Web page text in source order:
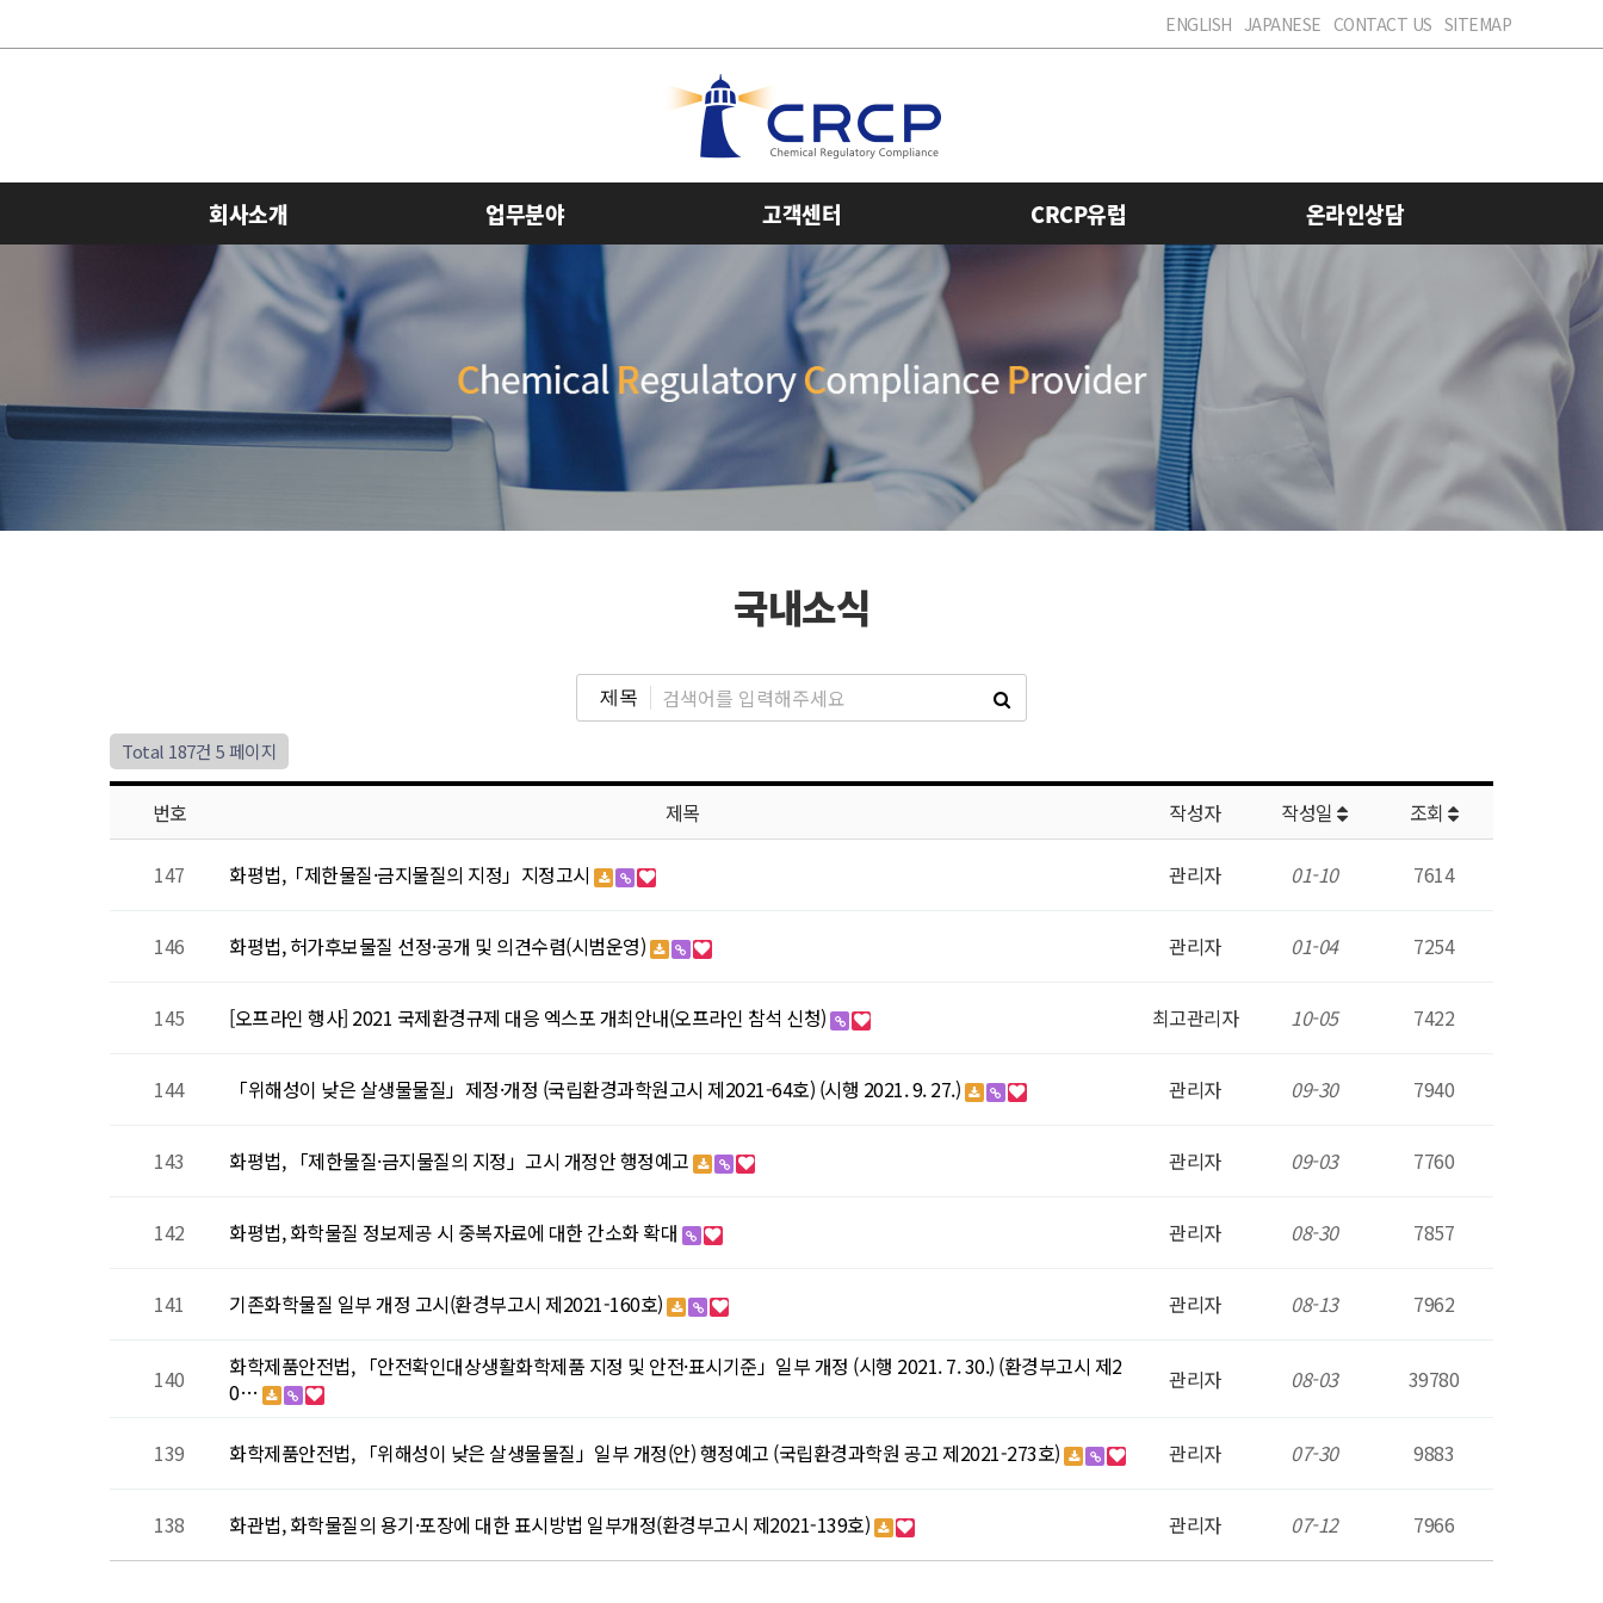
ENGLISH JAPANESE CONTACT US SITEMAP
회사소개 업무분야 고객센터 CRCP유럽 온라인상담
국내소식
Total 187건 5 페이지
번호 제목 작성자 작성일 조회
147 화평법,「제한물질·금지물질의 지정」지정고시 관리자 01-10 7614
146 화평법, 허가후보물질 선정·공개 및 의견수렴(시범운영) 관리자 01-04 7254
145 [오프라인 행사] 2021 국제환경규제 대응 엑스포 개최안내(오프라인 참석 신청) 최고관리자 10-05 7422
144 「위해성이 낮은 살생물물질」제정·개정 (국립환경과학원고시 제2021-64호) (시행 2021. 9. 27.) 관리자 09-30 7940
143 화평법, 「제한물질·금지물질의 지정」고시 개정안 행정예고 관리자 09-03 7760
142 화평법, 화학물질 정보제공 시 중복자료에 대한 간소화 확대 관리자 08-30 7857
141 기존화학물질 일부 개정 고시(환경부고시 제2021-160호) 관리자 08-13 7962
140
화학제품안전법, 「안전확인대상생활화학제품 지정 및 안전·표시기준」일부 개정 (시행 2021. 7. 30.) (환경부고시 제2
0…
관리자 08-03 39780
139 화학제품안전법, 「위해성이 낮은 살생물물질」일부 개정(안) 행정예고 (국립환경과학원 공고 제2021-273호) 관리자 07-30 9883
138 화관법, 화학물질의 용기·포장에 대한 표시방법 일부개정(환경부고시 제2021-139호) 관리자 07-12 7966